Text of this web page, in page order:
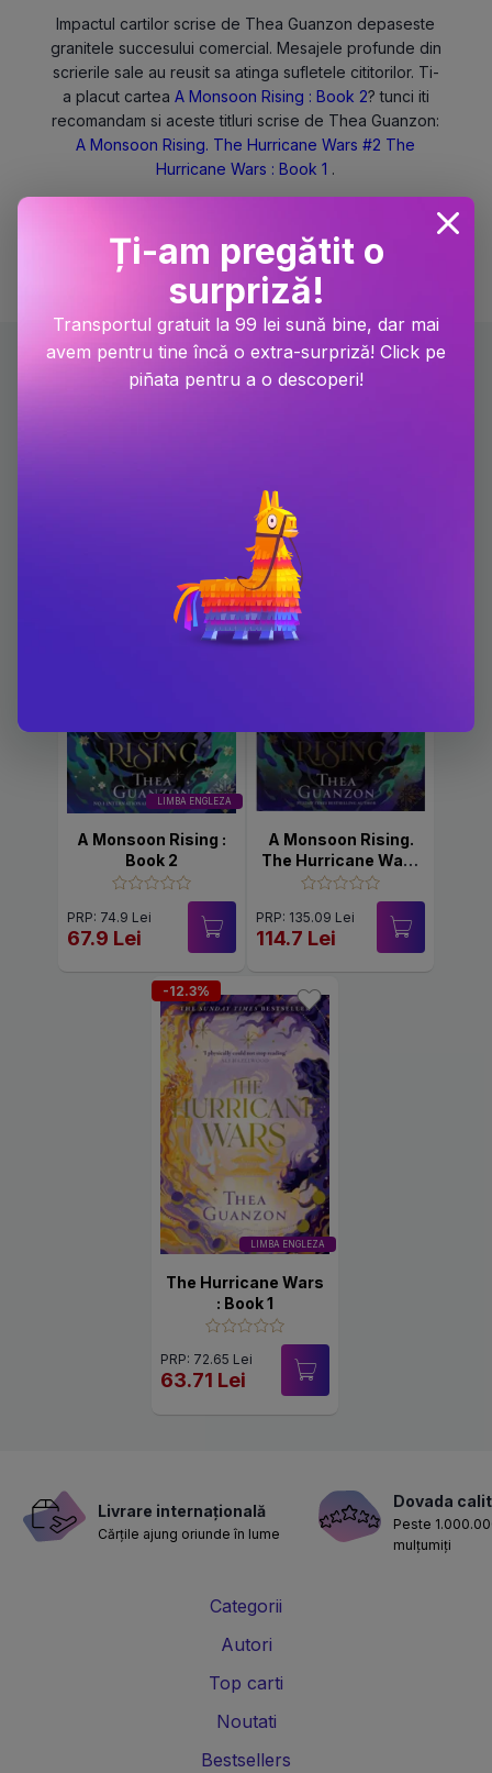
Impactul cartilor scrise de Thea Guanzon depaseste
granitele succesului comercial. Mesajele profunde din
scrierile sale au reusit sa atinga sufletele cititorilor. Ti-
a placut cartea A Monsoon Rising : Book 2? tunci iti
recomandam si aceste titluri scrise de Thea Guanzon:
A Monsoon Rising. The Hurricane Wars #2 The
Hurricane Wars : Book 1 .
online Bookzone, partenerul tau in calatoria literara.
Bookzone, mereu la un click distanta.
Carti scrise de Thea
LIMBA ENGLEZA
A Monsoon Rising :
Book 2
PRP: 74.9 Lei
67.9 Lei
-15.1%
A Monsoon Rising.
The Hurricane Wars
#2
PRP: 135.09 Lei
114.7 Lei
LIMBA ENGLEZA
-12.3%
The Hurricane Wars
: Book 1
PRP: 72.65 Lei
63.71 Lei
Livrare internațională
Cărțile ajung oriunde în lume
Dovada
Peste
mulțumiți
Categorii
Autori
Top carti
Noutati
Bestsellers
Ți-am pregătit o
surpriză!
Transportul gratuit la 99 lei sună bine, dar mai
avem pentru tine încă o extra-surpriză! Click pe
piñata pentru a o descoperi!